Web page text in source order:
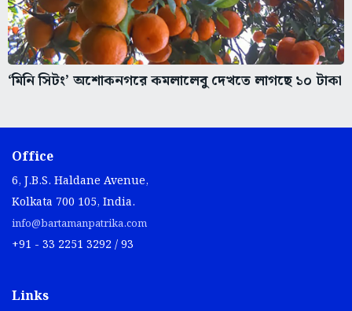
‘মিনি সিটং’ অশোকনগরে কমলালেবু দেখতে লাগছে ১০ টাকা
Office
6, J.B.S. Haldane Avenue,
Kolkata 700 105, India.
info@bartamanpatrika.com
+91 - 33 2251 3292 / 93
Links